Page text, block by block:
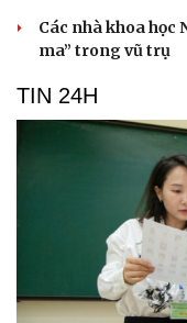
Các nhà khoa học
ma” trong vũ trụ
TIN 24H